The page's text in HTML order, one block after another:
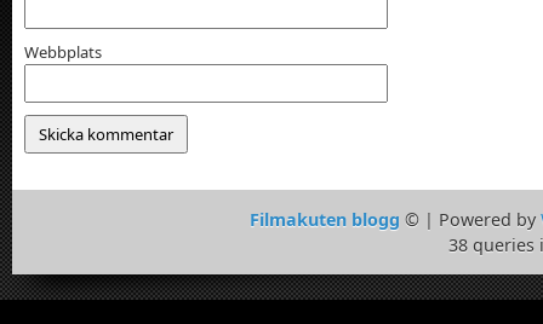
Webbplats
Filmakuten blogg © | Powered by
38 queries